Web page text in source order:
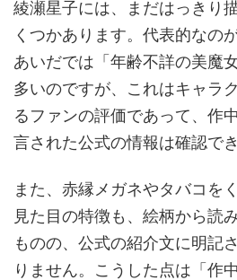
綾瀬星子には、まだはっきり
くつかあります。代表的なの
あいだでは「年齢不詳の美魔
多いのですが、これはキャラ
るファンの評価であって、作
言された公式の情報は確認で
また、赤縁メガネやタバコを
見た目の特徴も、絵柄から読
ものの、公式の紹介文に明記
りません。こうした点は「作